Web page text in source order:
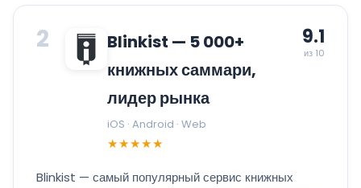
2
Blinkist — 5 000+
книжных саммари,
лидер рынка
iOS · Android · Web
★★★★★
9.1
из 10
Blinkist — самый популярный сервис книжных